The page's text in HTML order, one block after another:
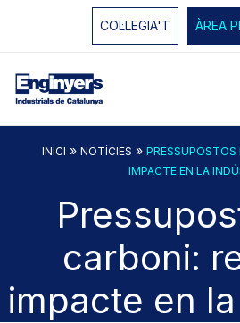
COL·LEGIA'T ÀREA
INICI » NOTÍCIES » PRESSUPOSTOS
IMPACTE EN LA
carboni:
impacte en